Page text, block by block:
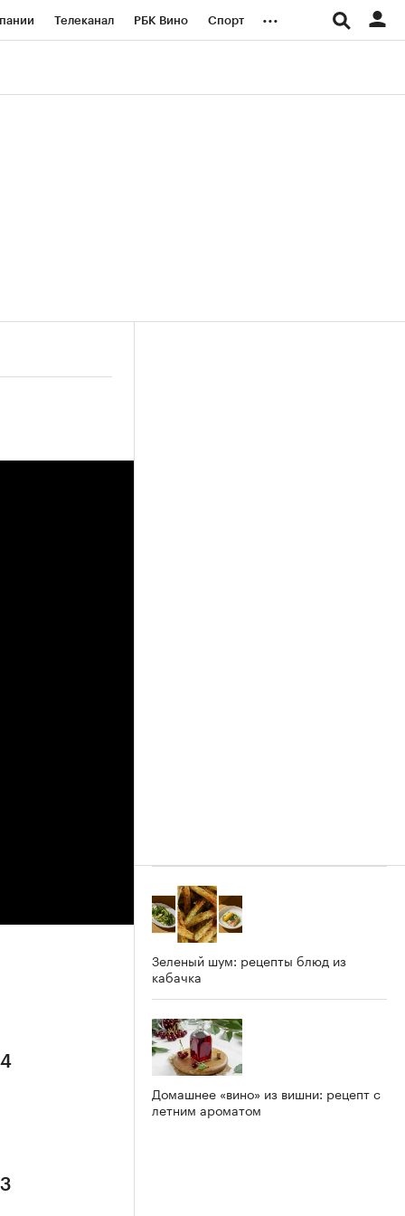
Телеканал РБК Вино Спорт ...
Зеленый шум: рецепты блюд из
кабачка
Домашнее «вино» из вишни: рецепт с
летним ароматом